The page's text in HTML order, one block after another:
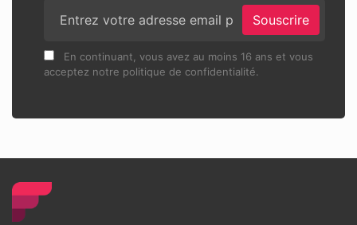
Souscrire
En continuant, vous avez au moins 16 ans et vous
acceptez notre politique de confidentialité.